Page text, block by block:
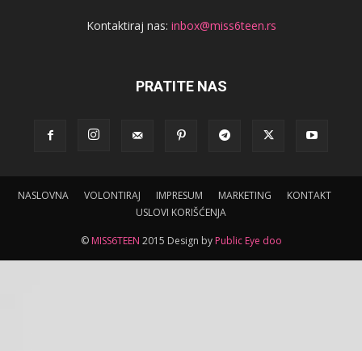
Kontaktiraj nas: inbox@miss6teen.rs
PRATITE NAS
NASLOVNA VOLONTIRAJ IMPRESUM MARKETING
KONTAKT
USLOVI KORIŠĆENJA
© MISS6TEEN 2015 Design by Public Eye doo